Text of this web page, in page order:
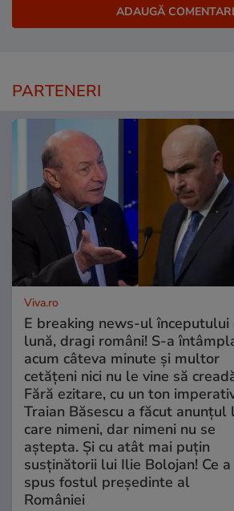
PARTENERI
Viva.ro
E breaking news-ul începutului
lună, dragi români! S-a
acum câteva minute și multor
cetățeni nici nu le vine să
Fără ezitare, cu un ton
Traian Băsescu a făcut anunțul
care nimeni, dar nimeni nu se
aștepta. Și cu atât mai puțin
susținătorii lui Ilie Bolojan! Ce a
spus fostul președinte al
României